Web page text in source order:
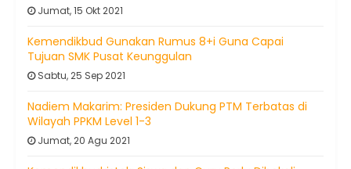
Jumat, 15 Okt 2021
Kemendikbud Gunakan Rumus 8+i Guna Capai
Tujuan SMK Pusat Keunggulan
Sabtu, 25 Sep 2021
Nadiem Makarim: Presiden Dukung PTM Terbatas di
Wilayah PPKM Level 1-3
Jumat, 20 Agu 2021